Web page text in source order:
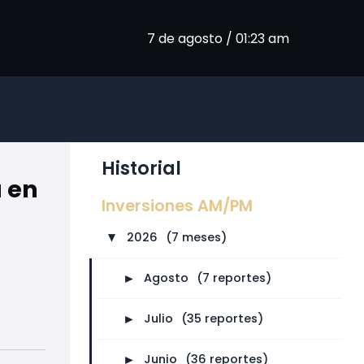
7 de agosto / 01:23 am
Historial
Inversiones AM/PM
► 2026 (7 meses)
► Agosto (7 reportes)
► Julio (35 reportes)
► Junio (36 reportes)